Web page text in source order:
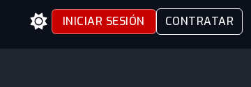
INICIAR SESIÓN CONTRATAR